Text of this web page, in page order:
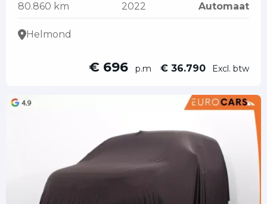
80.860 km 2022 Automaat
Helmond
€ 696 p.m € 36.790 Excl. btw